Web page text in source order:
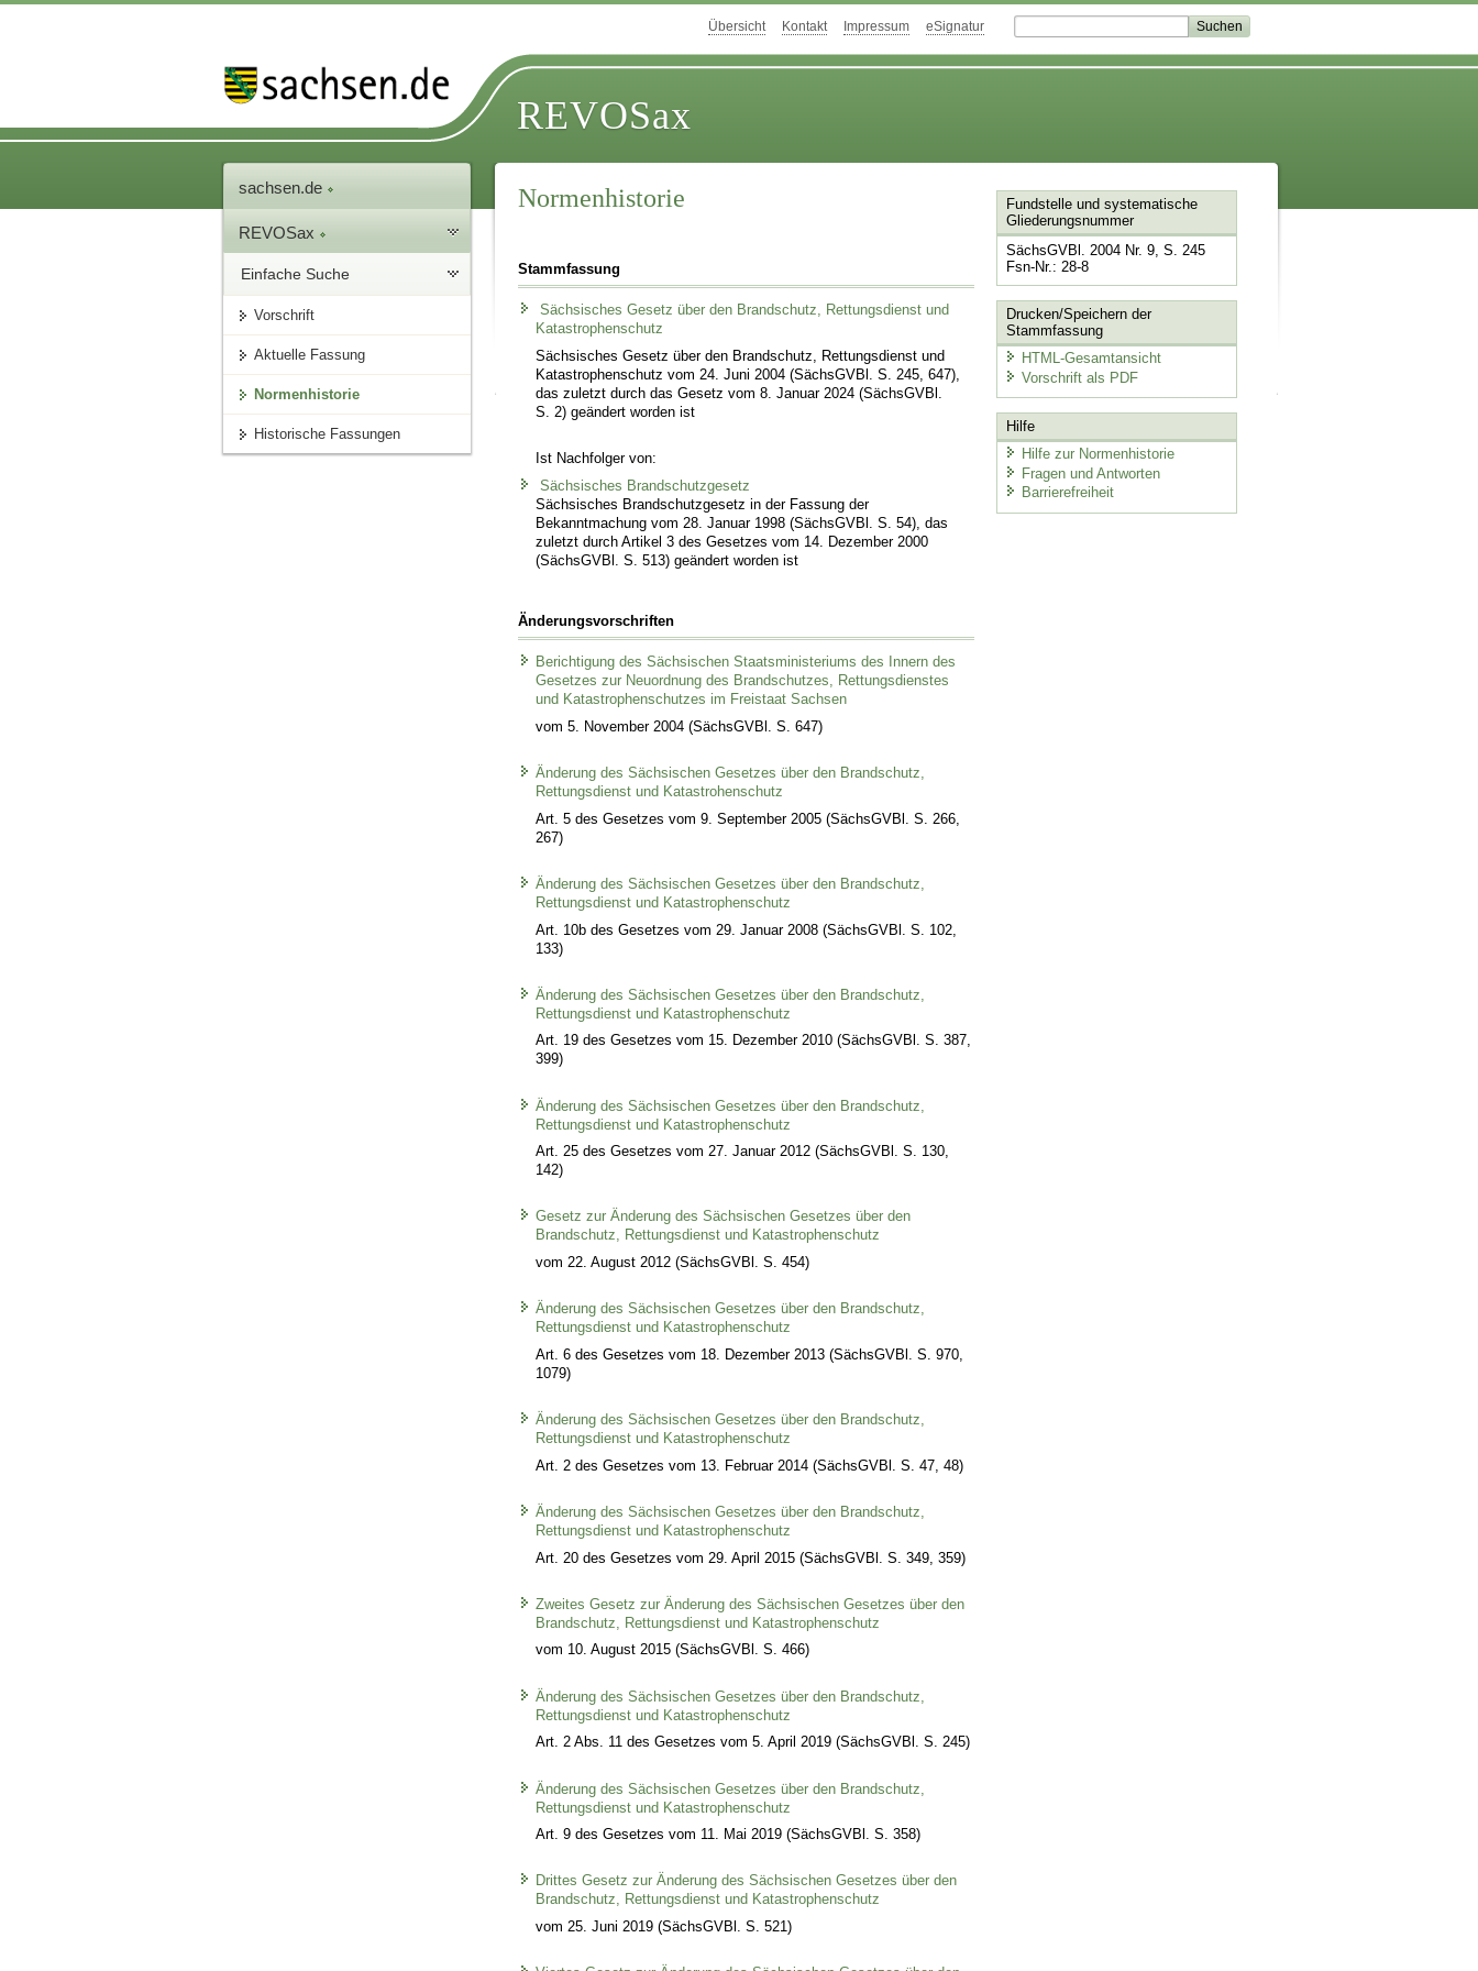
Übersicht Kontakt Impressum eSignatur
REVOSax
sachsen.de
REVOSax
Einfache Suche
Vorschrift
Aktuelle Fassung
Normenhistorie
Historische Fassungen
Normenhistorie
Stammfassung
Sächsisches Gesetz über den Brandschutz, Rettungsdienst und
Katastrophenschutz
Sächsisches Gesetz über den Brandschutz, Rettungsdienst und
Katastrophenschutz vom 24. Juni 2004 (SächsGVBl. S. 245, 647),
das zuletzt durch das Gesetz vom 8. Januar 2024 (SächsGVBl.
S. 2) geändert worden ist
Ist Nachfolger von:
Sächsisches Brandschutzgesetz
Sächsisches Brandschutzgesetz in der Fassung der
Bekanntmachung vom 28. Januar 1998 (SächsGVBl. S. 54), das
zuletzt durch Artikel 3 des Gesetzes vom 14. Dezember 2000
(SächsGVBl. S. 513) geändert worden ist
Änderungsvorschriften
Berichtigung des Sächsischen Staatsministeriums des Innern des
Gesetzes zur Neuordnung des Brandschutzes, Rettungsdienstes
und Katastrophenschutzes im Freistaat Sachsen
vom 5. November 2004 (SächsGVBl. S. 647)
Änderung des Sächsischen Gesetzes über den Brandschutz,
Rettungsdienst und Katastrohenschutz
Art. 5 des Gesetzes vom 9. September 2005 (SächsGVBl. S. 266,
267)
Änderung des Sächsischen Gesetzes über den Brandschutz,
Rettungsdienst und Katastrophenschutz
Art. 10b des Gesetzes vom 29. Januar 2008 (SächsGVBl. S. 102,
133)
Änderung des Sächsischen Gesetzes über den Brandschutz,
Rettungsdienst und Katastrophenschutz
Art. 19 des Gesetzes vom 15. Dezember 2010 (SächsGVBl. S. 387,
399)
Änderung des Sächsischen Gesetzes über den Brandschutz,
Rettungsdienst und Katastrophenschutz
Art. 25 des Gesetzes vom 27. Januar 2012 (SächsGVBl. S. 130,
142)
Gesetz zur Änderung des Sächsischen Gesetzes über den
Brandschutz, Rettungsdienst und Katastrophenschutz
vom 22. August 2012 (SächsGVBl. S. 454)
Änderung des Sächsischen Gesetzes über den Brandschutz,
Rettungsdienst und Katastrophenschutz
Art. 6 des Gesetzes vom 18. Dezember 2013 (SächsGVBl. S. 970,
1079)
Änderung des Sächsischen Gesetzes über den Brandschutz,
Rettungsdienst und Katastrophenschutz
Art. 2 des Gesetzes vom 13. Februar 2014 (SächsGVBl. S. 47, 48)
Änderung des Sächsischen Gesetzes über den Brandschutz,
Rettungsdienst und Katastrophenschutz
Art. 20 des Gesetzes vom 29. April 2015 (SächsGVBl. S. 349, 359)
Zweites Gesetz zur Änderung des Sächsischen Gesetzes über den
Brandschutz, Rettungsdienst und Katastrophenschutz
vom 10. August 2015 (SächsGVBl. S. 466)
Änderung des Sächsischen Gesetzes über den Brandschutz,
Rettungsdienst und Katastrophenschutz
Art. 2 Abs. 11 des Gesetzes vom 5. April 2019 (SächsGVBl. S. 245)
Änderung des Sächsischen Gesetzes über den Brandschutz,
Rettungsdienst und Katastrophenschutz
Art. 9 des Gesetzes vom 11. Mai 2019 (SächsGVBl. S. 358)
Drittes Gesetz zur Änderung des Sächsischen Gesetzes über den
Brandschutz, Rettungsdienst und Katastrophenschutz
vom 25. Juni 2019 (SächsGVBl. S. 521)
Fundstelle und systematische
Gliederungsnummer
SächsGVBl. 2004 Nr. 9, S. 245
Fsn-Nr.: 28-8
Drucken/Speichern der
Stammfassung
HTML-Gesamtansicht
Vorschrift als PDF
Hilfe
Hilfe zur Normenhistorie
Fragen und Antworten
Barrierefreiheit